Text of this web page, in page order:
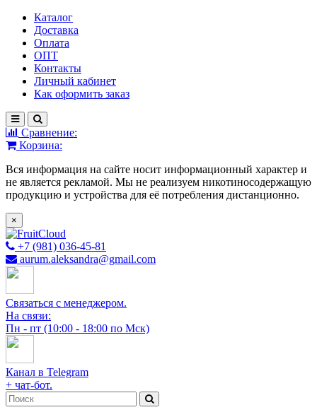
Каталог
Доставка
Оплата
ОПТ
Контакты
Личный кабинет
Как оформить заказ
Сравнение:
Корзина:
Вся информация на сайте носит информационный характер и
не является рекламой. Мы не реализуем никотиносодержащую
продукцию и устройства для её потребления дистанционно.
×
+7 (981) 036-45-81
aurum.aleksandra@gmail.com
Связаться с менеджером.
На связи:
Пн - пт (10:00 - 18:00 по Мск)
Канал в Telegram
+ чат-бот.